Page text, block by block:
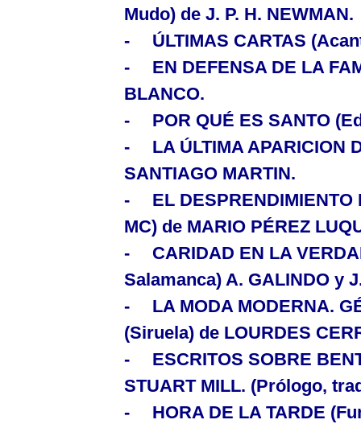
Mudo) de J. P. H. NEWMAN.
-
ÚLTIMAS CARTAS
-
EN DEFENSA DE LA
BLANCO.
-
POR QUÉ ES SANTO
-
LA ÚLTIMA APARICION
SANTIAGO MARTIN.
-
EL
MC) de MARIO PÉREZ
-
CARIDAD EN LA
Salamanca) A. GALINDO y
-
LA MODA MODERNA.
(Siruela) de LOURDES
-
ESCRITOS SOBRE
STUART MILL. (Prólogo,
-
HORA DE LA TARDE